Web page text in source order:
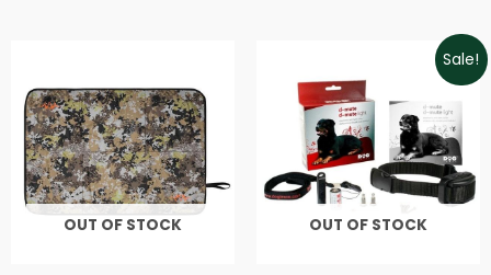
OUT OF STOCK
Sale!
OUT OF STOCK
was:
113,05€.
Current
33,00€.